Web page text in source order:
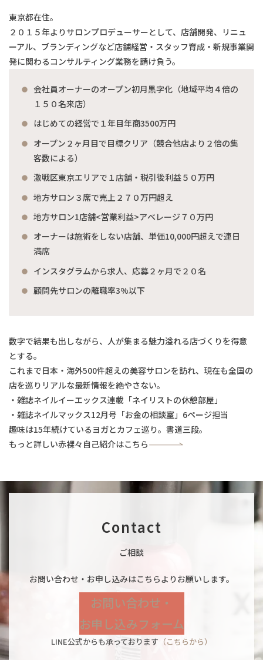
東京都在住。
２０１５年よりサロンプロデューサーとして、店舗開発、リニュ
ーアル、ブランディングなど店舗経営・スタッフ育成・新規事業開
発に関わるコンサルティング業務を請け負う。
会社員オーナーのオープン初月黒字化（地域平均４倍の
１５０名来店）
はじめての経営で１年目年商3500万円
オープン２ヶ月目で目標クリア（競合他店より２倍の集
客数による）
激戦区東京エリアで１店舗・税引後利益５０万円
地方サロン３席で売上２７０万円超え
地方サロン1店舗<営業利益>アベレージ７０万円
オーナーは施術をしない店舗、単価10,000円超えで連日
満席
インスタグラムから求人、応募２ヶ月で２０名
顧問先サロンの離職率3%以下
数字で結果も出しながら、人が集まる魅力溢れる店づくりを得意
とする。
これまで日本・海外500件超えの美容サロンを訪れ、現在も全国の
店を巡りリアルな最新情報を絶やさない。
・雑誌ネイルイーエックス連載「ネイリストの休憩部屋」
・雑誌ネイルマックス12月号「お金の相談室」6ページ担当
趣味は15年続けているヨガとカフェ巡り。書道三段。
もっと詳しい赤裸々自己紹介はこちら
Contact
ご相談
お問い合わせ・お申し込みはこちらよりお願いします。
お問い合わせ・
お申し込みフォーム
LINE公式からも承っております （こちらから）